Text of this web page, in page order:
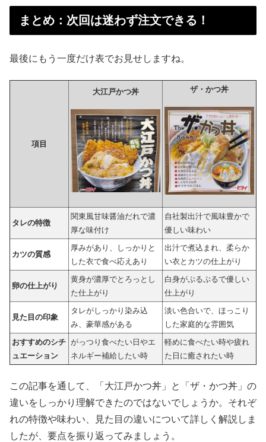
まとめ：次回は迷わず注文できる！
最後にもう一度だけ表でお見せしますね。
項目
大江戸かつ丼 ザ・かつ丼
タレの特徴
関東風甘味醤油だれで濃
厚な味付け
自社製出汁で風味豊かで
優しい味わい
カツの質感
厚みがあり、しっかりと
した衣で食べ応えあり
出汁で煮込まれ、柔らか
い衣とカツの仕上がり
卵の仕上がり
黄身が濃厚でとろっとし
た仕上がり
白身がぷるぷるで優しい
仕上がり
見た目の印象
タレがしっかり染み込
み、豪華感がある
淡い色合いで、ほっこり
した家庭的な雰囲気
おすすめのシチ
ュエーション
がっつり食べたい日やエ
ネルギー補給したい時
軽めに食べたい時や疲れ
た日に癒されたい時
この記事を通して、「大江戸かつ丼」と「ザ・かつ丼」の
違いをしっかり理解できたのではないでしょうか。それぞ
れの特徴や味わい、見た目の違いについて詳しく解説しま
したが、要点を振り返ってみましょう。